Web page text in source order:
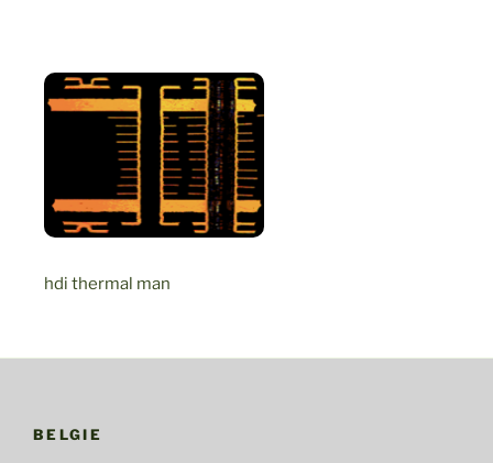
hdi thermal man
BELGIE